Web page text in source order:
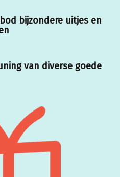
bijzondere uitjes en
van diverse goede